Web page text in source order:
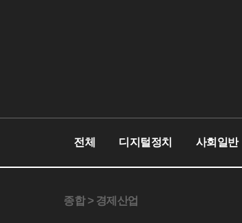
전체 디지털정치 사회일반
종합 > 경제산업